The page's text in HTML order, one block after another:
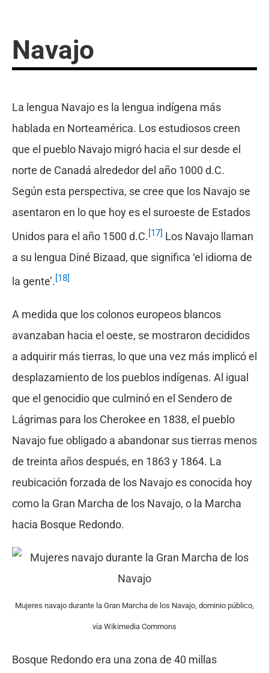
Navajo
La lengua Navajo es la lengua indígena más
hablada en Norteamérica. Los estudiosos creen
que el pueblo Navajo migró hacia el sur desde el
norte de Canadá alrededor del año 1000 d.C.
Según esta perspectiva, se cree que los Navajo se
asentaron en lo que hoy es el suroeste de Estados
Unidos para el año 1500 d.C.[17] Los Navajo llaman
a su lengua Diné Bizaad, que significa ‘el idioma de
la gente’.[18]
A medida que los colonos europeos blancos
avanzaban hacia el oeste, se mostraron decididos
a adquirir más tierras, lo que una vez más implicó el
desplazamiento de los pueblos indígenas. Al igual
que el genocidio que culminó en el Sendero de
Lágrimas para los Cherokee en 1838, el pueblo
Navajo fue obligado a abandonar sus tierras menos
de treinta años después, en 1863 y 1864. La
reubicación forzada de los Navajo es conocida hoy
como la Gran Marcha de los Navajo, o la Marcha
hacia Bosque Redondo.
Mujeres navajo durante la Gran Marcha de los Navajo, dominio público,
vía Wikimedia Commons
Bosque Redondo era una zona de 40 millas